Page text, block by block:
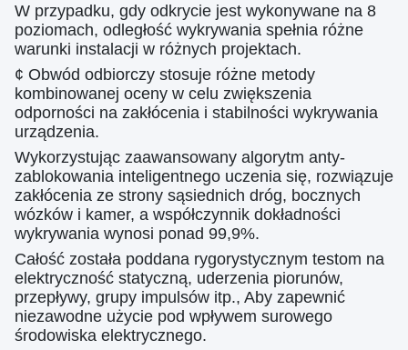
W przypadku, gdy odkrycie jest wykonywane na 8
poziomach, odległość wykrywania spełnia różne
warunki instalacji w różnych projektach.
¢ Obwód odbiorczy stosuje różne metody
kombinowanej oceny w celu zwiększenia
odporności na zakłócenia i stabilności wykrywania
urządzenia.
Wykorzystując zaawansowany algorytm anty-
zablokowania inteligentnego uczenia się, rozwiązuje
zakłócenia ze strony sąsiednich dróg, bocznych
wózków i kamer, a współczynnik dokładności
wykrywania wynosi ponad 99,9%.
Całość została poddana rygorystycznym testom na
elektryczność statyczną, uderzenia piorunów,
przepływy, grupy impulsów itp., Aby zapewnić
niezawodne użycie pod wpływem surowego
środowiska elektrycznego.